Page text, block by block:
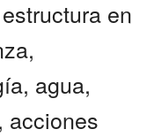
en
agua,
acciones